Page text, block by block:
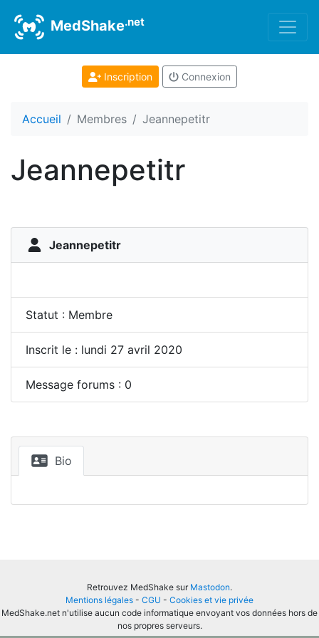
MedShake.net
Inscription Connexion
Accueil Membres Jeannepetitr
Jeannepetitr
Jeannepetitr
Statut : Membre
Inscrit le : lundi 27 avril 2020
Message forums : 0
Bio
Retrouvez MedShake sur Mastodon.
Mentions légales - CGU - Cookies et vie privée
MedShake.net n'utilise aucun code informatique envoyant vos données hors de
nos propres serveurs.